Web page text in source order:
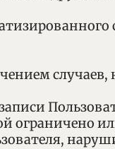
ограничено